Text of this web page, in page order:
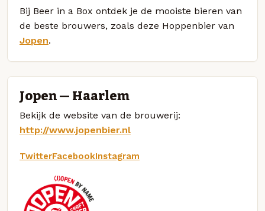
Bij Beer in a Box ontdek je de mooiste bieren van
de beste brouwers, zoals deze Hoppenbier van
Jopen.
Jopen — Haarlem
Bekijk de website van de brouwerij:
http://www.jopenbier.nl
TwitterFacebookInstagram